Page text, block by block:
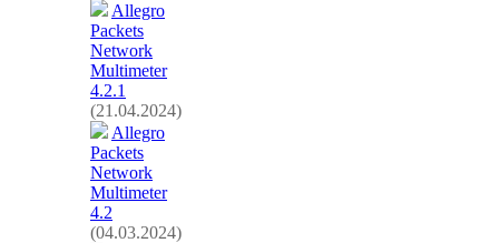
Allegro
Packets
Network
Multimeter
4.2.1
(21.04.2024)
Allegro
Packets
Network
Multimeter
4.2
(04.03.2024)